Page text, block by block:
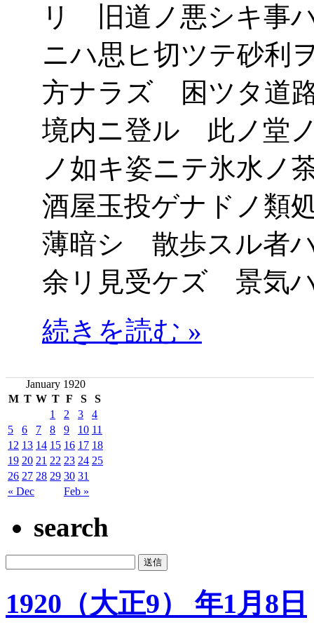
リ 旧道ノ悪シキ事
ニハ思ヒ切ツテ砂利
方ナラズ 困ツタ道
境内ニ登ル 此ノ堂
ノ如キ姿ニテ氷水ノ
酒屋玉投ゲナドノ類
薄暗シ 散歩スル者
余リ見受ケズ 景気
続きを読む »
January 1920
M T W T F S S
« Dec Feb »
1 2 3
4
5
6 7 8 9 10 11
12 13 14 15 16 17 18
19 20 21 22 23 24 25
26 27 28 29 30 31
search
1920（大正9） 年1月8日